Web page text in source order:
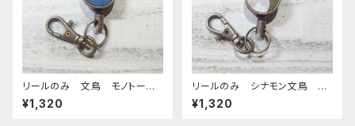
リールのみ 文鳥 モノトー
ン ネイビー ぶんちょう ブン
チョウ
¥1,320
リールのみ シナモン文鳥 グ
リーン 文鳥 ぶんちょう ブン
チョウ
¥1,320